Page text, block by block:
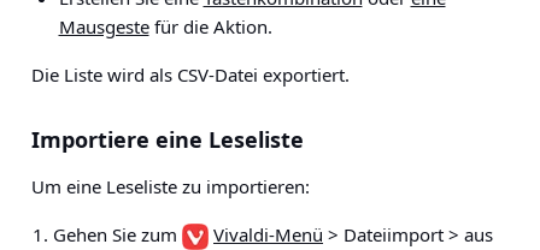
Mausgestefür die Aktion.
Die Liste wird als CSV-Datei exportiert.
Importiere eine Leseliste
Um eine Leseliste zu importieren:
Gehen Sie zum
Vivaldi-Menü > Dateiimport > aus